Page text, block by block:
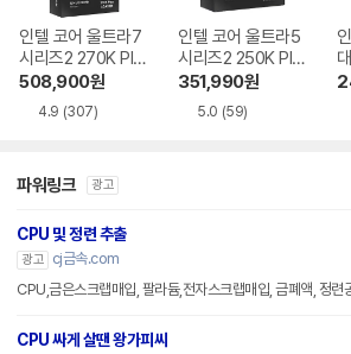
인텔 코어 울트라7
시리즈2 270K Plu
s (애로우레이크 리
프레시)
508,900원
4.9 (307)
인텔 코어 울트라5
시리즈2 250K Plu
s (애로우레이크 리
프레시)
351,990원
5.0 (59)
파워링크 광고
CPU 및 정련 추출
광고
cj금속.com
CPU,금은스크랩매입, 팔라듐,전자스크랩매입, 금폐액, 정련
CPU 싸게 살땐 왕가피씨